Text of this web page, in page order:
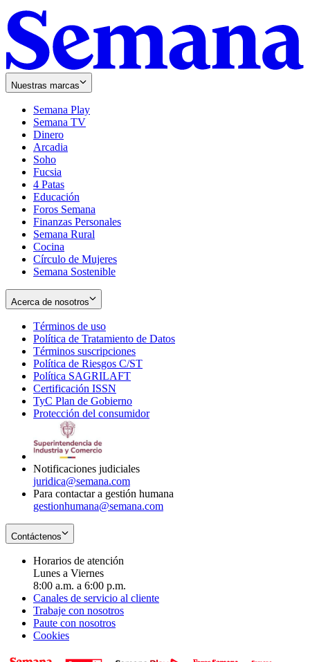
Nuestras marcas
Semana Play
Semana TV
Dinero
Arcadia
Soho
in
new
window
Fucsia
in
new
window
4 Patas
Educación
Foros Semana
Finanzas Personales
Semana Rural
Cocina
Círculo de Mujeres
Semana Sostenible
Acerca de nosotros
Términos de uso
in
new
window
Política de Tratamiento de Datos
Términos suscripciones
in
Política de Riesgos C/ST
Política SAGRILAFT
new
window
Certificación ISSN
in
new
TyC Plan de Gobierno
in
Protección del consumidorOpens
Notificaciones judiciales
juridica@semana.com
Para contactar a gestión humana
gestionhumana@semana.com
Contáctenos
Horarios de atención
Lunes a Viernes
8:00 a.m. a 6:00 p.m.
Canales de servicio al cliente
Trabaje con nosotros
Paute con nosotros
Cookies